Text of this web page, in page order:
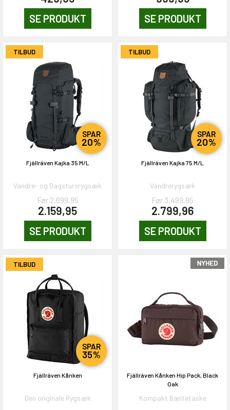
SE PRODUKT SE PRODUKT
TILBUD
SPAR
20%
Fjällräven Kajka 35 M/L
Vandre- og Dagstursrygsæk
Før 2.699,95
2.159,95
SE PRODUKT
TILBUD
SPAR
20%
Fjällräven Kajka 75 M/L
Vandrerygsæk
Før 3.499,95
2.799,96
SE PRODUKT
TILBUD
SPAR
35%
Fjällräven Kånken
Den originale Rygsæk
Fjällräven Kånken Hip Pack, Black
Oak
Kompakt Bæltetaske